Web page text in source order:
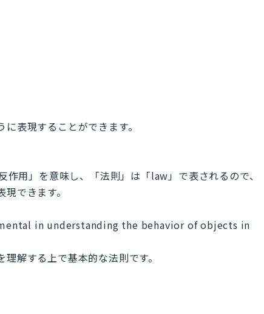
表現することができます。
用」を意味し、「法則」は「law」で表されるので、
できます。
in understanding the behavior of objects in
解する上で基本的な法則です。